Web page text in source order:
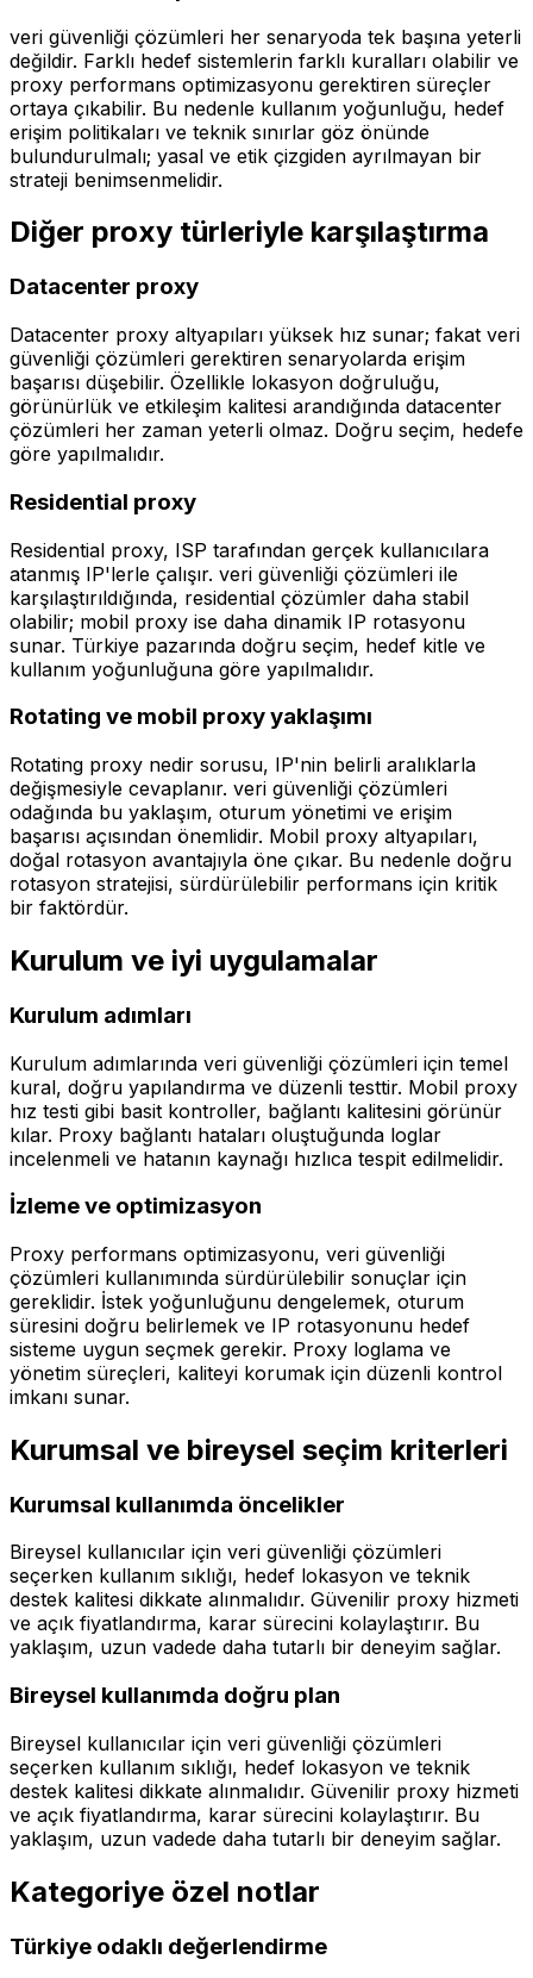
veri güvenliği çözümleri her senaryoda tek başına yeterli
değildir. Farklı hedef sistemlerin farklı kuralları olabilir ve
proxy performans optimizasyonu gerektiren süreçler
ortaya çıkabilir. Bu nedenle kullanım yoğunluğu, hedef
erişim politikaları ve teknik sınırlar göz önünde
bulundurulmalı; yasal ve etik çizgiden ayrılmayan bir
strateji benimsenmelidir.
Diğer proxy türleriyle karşılaştırma
Datacenter proxy
Datacenter proxy altyapıları yüksek hız sunar; fakat veri
güvenliği çözümleri gerektiren senaryolarda erişim
başarısı düşebilir. Özellikle lokasyon doğruluğu,
görünürlük ve etkileşim kalitesi arandığında datacenter
çözümleri her zaman yeterli olmaz. Doğru seçim, hedefe
göre yapılmalıdır.
Residential proxy
Residential proxy, ISP tarafından gerçek kullanıcılara
atanmış IP'lerle çalışır. veri güvenliği çözümleri ile
karşılaştırıldığında, residential çözümler daha stabil
olabilir; mobil proxy ise daha dinamik IP rotasyonu
sunar. Türkiye pazarında doğru seçim, hedef kitle ve
kullanım yoğunluğuna göre yapılmalıdır.
Rotating ve mobil proxy yaklaşımı
Rotating proxy nedir sorusu, IP'nin belirli aralıklarla
değişmesiyle cevaplanır. veri güvenliği çözümleri
odağında bu yaklaşım, oturum yönetimi ve erişim
başarısı açısından önemlidir. Mobil proxy altyapıları,
doğal rotasyon avantajıyla öne çıkar. Bu nedenle doğru
rotasyon stratejisi, sürdürülebilir performans için kritik
bir faktördür.
Kurulum ve iyi uygulamalar
Kurulum adımları
Kurulum adımlarında veri güvenliği çözümleri için temel
kural, doğru yapılandırma ve düzenli testtir. Mobil proxy
hız testi gibi basit kontroller, bağlantı kalitesini görünür
kılar. Proxy bağlantı hataları oluştuğunda loglar
incelenmeli ve hatanın kaynağı hızlıca tespit edilmelidir.
İzleme ve optimizasyon
Proxy performans optimizasyonu, veri güvenliği
çözümleri kullanımında sürdürülebilir sonuçlar için
gereklidir. İstek yoğunluğunu dengelemek, oturum
süresini doğru belirlemek ve IP rotasyonunu hedef
sisteme uygun seçmek gerekir. Proxy loglama ve
yönetim süreçleri, kaliteyi korumak için düzenli kontrol
imkanı sunar.
Kurumsal ve bireysel seçim kriterleri
Kurumsal kullanımda öncelikler
Bireysel kullanıcılar için veri güvenliği çözümleri
seçerken kullanım sıklığı, hedef lokasyon ve teknik
destek kalitesi dikkate alınmalıdır. Güvenilir proxy hizmeti
ve açık fiyatlandırma, karar sürecini kolaylaştırır. Bu
yaklaşım, uzun vadede daha tutarlı bir deneyim sağlar.
Bireysel kullanımda doğru plan
Bireysel kullanıcılar için veri güvenliği çözümleri
seçerken kullanım sıklığı, hedef lokasyon ve teknik
destek kalitesi dikkate alınmalıdır. Güvenilir proxy hizmeti
ve açık fiyatlandırma, karar sürecini kolaylaştırır. Bu
yaklaşım, uzun vadede daha tutarlı bir deneyim sağlar.
Kategoriye özel notlar
Türkiye odaklı değerlendirme